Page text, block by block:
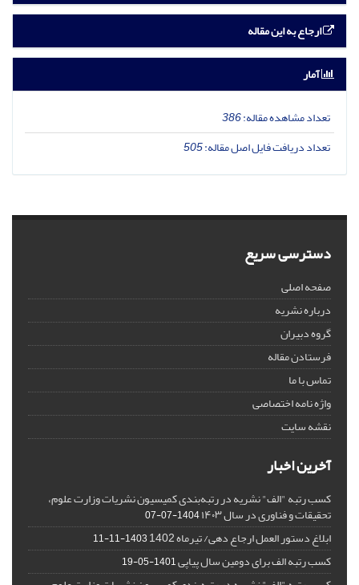
ارجاع به این مقاله
آمار
تعداد مشاهده مقاله:386
تعداد دریافت فایل اصل مقاله:505
دسترسی سریع
صفحه اصلی
درباره نشریه
گروه دبیران
فرستادن مقاله
تماس با ما
واژه نامه اختصاصی
نقشه سایت
آخرین اخبار
کسب رتبه "الف" نشریه در رتبه‌بندی کمیسیون نشریات وزارت علوم،
تحقیقات و فناوری در سال ۱۴۰۳ 1404-07-07
ابلاغ دستور العمل ارجاع دهی/ تیرماه 1402 1403-11-11
کسب رتبه الف برای دومین سال پیاپی1401-05-19